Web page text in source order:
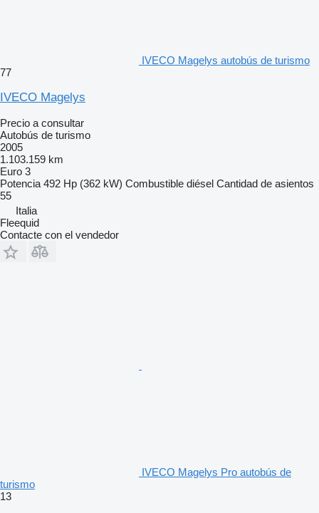
IVECO Magelys autobús de turismo
77
IVECO Magelys
Precio a consultar
Autobús de turismo
2005
1.103.159 km
Euro 3
Potencia 492 Hp (362 kW) Combustible diésel Cantidad de asientos
55
Italia
Fleequid
Contacte con el vendedor
IVECO Magelys Pro autobús de
turismo
13